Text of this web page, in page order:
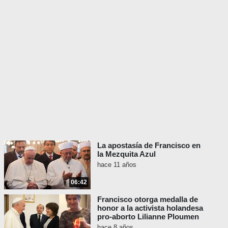
la mentira, el diablo. Echemos ahora un
rápido vistazo al texto en latín, en el que
también queda clara la herejía y la blasfemia
de Juan Pablo II.
Nonne interdumfirma persuasio
non christianas religiones
profitentium — quae et ipsa
06:42
La apostasía de Francisco en
la Mezquita Azul
hace 11 años
Francisco otorga medalla de
honor a la activista holandesa
pro-aborto Lilianne Ploumen